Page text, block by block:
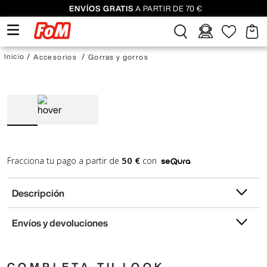
ENVÍOS GRATIS A PARTIR DE 70 €
Accesorios Gorras y gorros
Fracciona tu pago a partir de 50 € con
Descripción
Envíos y devoluciones